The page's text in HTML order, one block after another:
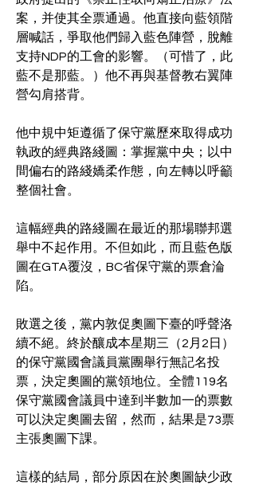
案，并使其全票通過。他直接向藍領階
層喊話，爭取他們歸入藍色陣營，脫離
支持NDP的工會的影響。（可惜了，此
藍不是那藍。）他不再與基督教右翼陣
營勾肩搭背。
他中規中矩遵循了保守黨歷來取得成功
執政的經典路綫圖：掌握黨中央；以中
間偏右的路綫嬌柔作態，向左轉以呼籲
整個社會。
這幅經典的路綫圖在最近的那場聯邦選
舉中不起作用。不但如此，而且藍色版
圖在GTA覆沒，BC省保守黨的票倉淪
陷。
敗選之後，黨内敦促奧圖下臺的呼聲洛
續不絕。終於釀成本星期三（2月2日）
的保守黨國會議員黨團舉行無記名投
票，決定奧圖的黨領地位。全體119名
保守黨國會議員中達到半數加一的票數
可以決定奧圖去留，然而，結果是73票
主張奧圖下課。
這樣的結局，部分原因在於奧圖缺少政